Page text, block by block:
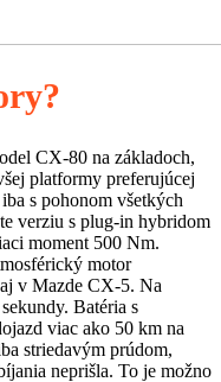
CX-80 na základoch,
platformy preferujúcej
s pohonom všetkých
verziu s plug-in hybridom
moment 500 Nm.
motor
v Mazde CX-5. Na
Batéria s
viac ako 50 km na
striedavým prúdom,
neprišla. To je možno